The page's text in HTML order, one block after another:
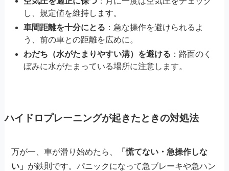
し、規定値を維持します。
車間距離を十分にとる ：急な操作を避けられるよ
う、前の車との距離を広めに。
わだち（水がたまりやすい溝）を避ける ：路面のく
ぼみに水がたまっている場所に注意します。
ハイドロプレーニングが起きたときの対処法
万が一、車が滑り始めたら、
「慌てない・急操作しな
い」 が鉄則です。パニックになって急ブレーキや急ハン